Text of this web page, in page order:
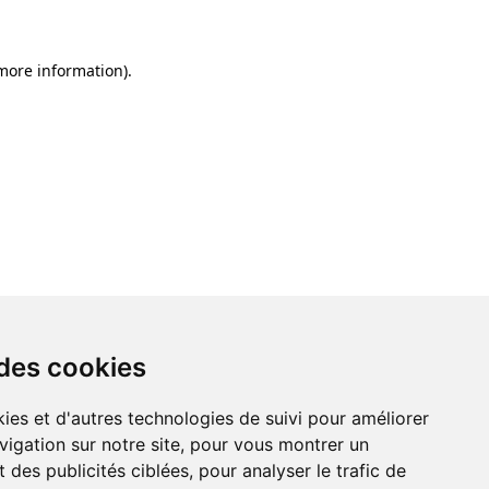
cookies
et d'autres technologies de suivi pour améliorer
sur notre site, pour vous montrer un
des publicités ciblées, pour analyser le trafic de
information).